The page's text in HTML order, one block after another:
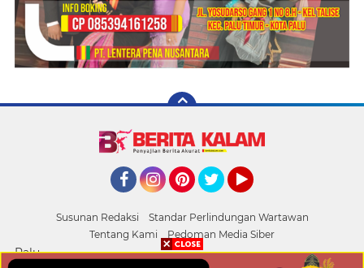
Susunan Redaksi
Standar Perlindungan Wartawan
Tentang Kami
Pedoman Media Siber
Palu
2026 BERITA KALAM